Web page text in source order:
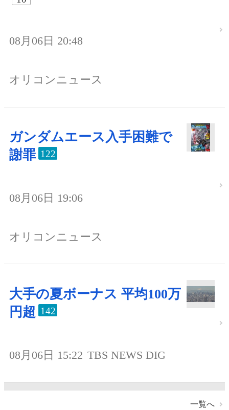
08月06日 20:48
オリコンニュース
ガンダムエース入手困難で
謝罪 122
08月06日 19:06
オリコンニュース
大手の夏ボーナス 平均100万
円超 142
08月06日 15:22 TBS NEWS DIG
一覧へ